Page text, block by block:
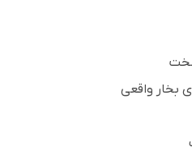
بخار واقعی